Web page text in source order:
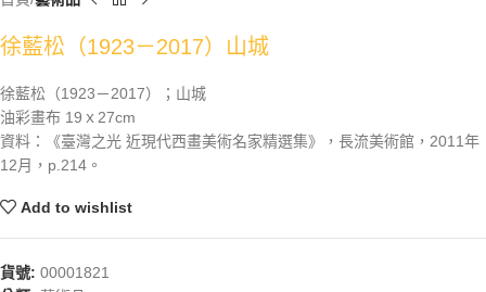
徐藍松（1923－2017）山城
徐藍松（1923－2017）；山城
油彩畫布 19ｘ27cm
資料：《臺灣之光 近現代西畫美術名家精選集》，長流美術館，2011年
12月，p.214。
Add to wishlist
貨號: 00001821